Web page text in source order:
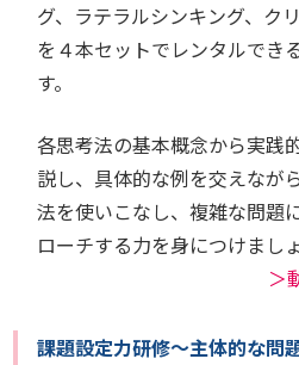
グ、ラテラルシンキング、ク
を４本セットでレンタルでき
す。
各思考法の基本概念から実践
説し、具体的な例を交えなが
法を使いこなし、複雑な問題
ローチする力を身につけましょ
＞
課題設定力研修～主体的な問